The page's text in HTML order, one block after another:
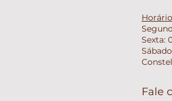
Sexta:
Fale